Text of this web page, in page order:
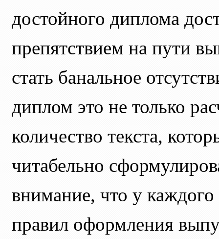
достойного диплома
препятствием на пути
стать банальное
диплом это не только
количество текста,
читабельно
внимание, что у каждого
правил оформления